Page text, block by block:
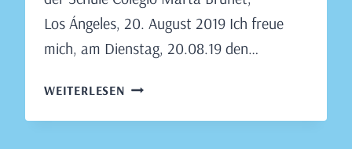
Los Ángeles, 20. August 2019 Ich freue
mich, am Dienstag, 20.08.19 den…
WEITERLESENLESUNG
DER